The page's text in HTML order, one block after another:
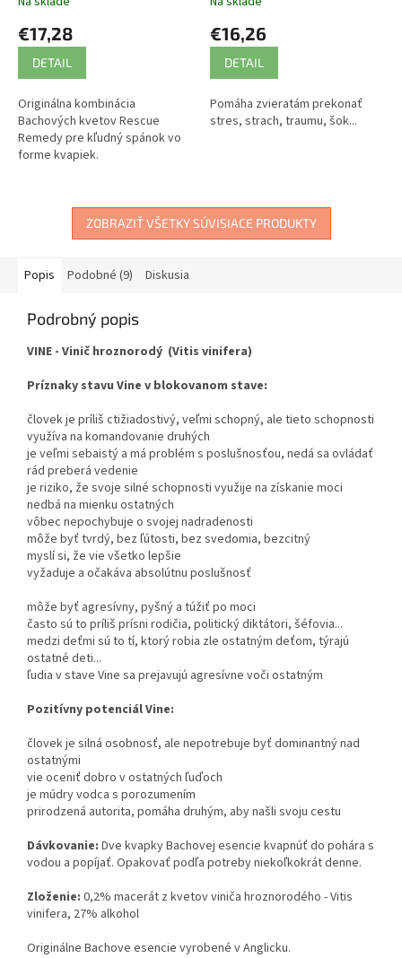
€17,28
DETAIL
Originálna kombinácia
Bachových kvetov Rescue
Remedy pre kľudný spánok vo
forme kvapiek.
€16,26
DETAIL
Pomáha zvieratám prekonať
stres, strach, traumu, šok...
ZOBRAZIŤ VŠETKY SÚVISIACE PRODUKTY
Popis Podobné (9) Diskusia
Podrobný popis
VINE - Vinič hroznorodý (Vitis vinifera)
Príznaky stavu Vine v blokovanom stave:
človek je príliš ctižiadostivý, veľmi schopný, ale tieto schopnosti
využíva na komandovanie druhých
je veľmi sebaistý a má problém s poslušnosťou, nedá sa ovládať
rád preberá vedenie
je riziko, že svoje silné schopnosti využije na získanie moci
nedbá na mienku ostatných
vôbec nepochybuje o svojej nadradenosti
môže byť tvrdý, bez ľútosti, bez svedomia, bezcitný
myslí si, že vie všetko lepšie
vyžaduje a očakáva absolútnu poslušnosť
môže byť agresívny, pyšný a túžiť po moci
často sú to príliš prísni rodičia, politický diktátori, šéfovia...
medzi deťmi sú to tí, ktorý robia zle ostatným deťom, týrajú
ostatné deti...
ľudia v stave Vine sa prejavujú agresívne voči ostatným
Pozitívny potenciál Vine:
človek je silná osobnosť, ale nepotrebuje byť dominantný nad
ostatnými
vie oceniť dobro v ostatných ľuďoch
je múdry vodca s porozumením
prirodzená autorita, pomáha druhým, aby našli svoju cestu
Dávkovanie: Dve kvapky Bachovej esencie kvapnúť do pohára s
vodou a popíjať. Opakovať podľa potreby niekoľkokrát denne.
Zloženie: 0,2% macerát z kvetov viniča hroznorodého - Vitis
vinifera, 27% alkohol
Originálne Bachove esencie vyrobené v Anglicku.